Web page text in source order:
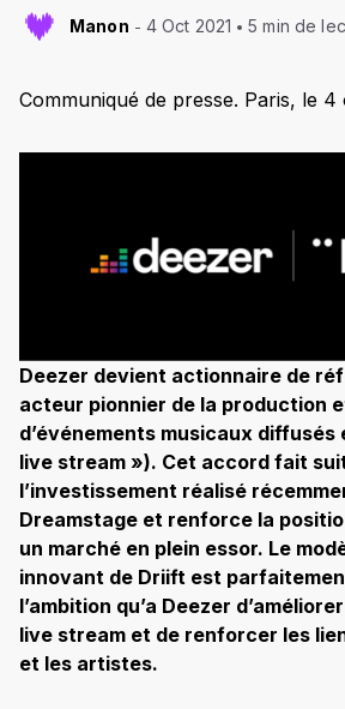
Manon 4 Oct 2021 5 min de
Communiqué de presse. Paris, le 4
Deezer devient actionnaire de
acteur pionnier de la production
d’événements musicaux
live stream »). Cet accord fait
l’investissement réalisé
Dreamstage et renforce la
un marché en plein essor. Le
innovant de Driift est
l’ambition qu’a Deezer
live stream et de renforcer les
et les artistes.